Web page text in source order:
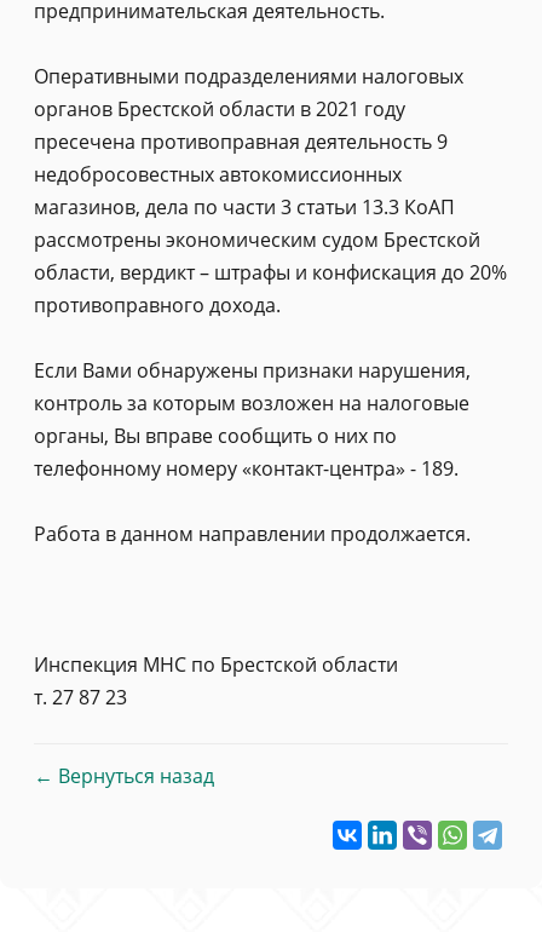
предпринимательская деятельность.
Оперативными подразделениями налоговых
органов Брестской области в 2021 году
пресечена противоправная деятельность 9
недобросовестных автокомиссионных
магазинов, дела по части 3 статьи 13.3 КоАП
рассмотрены экономическим судом Брестской
области, вердикт – штрафы и конфискация до 20%
противоправного дохода.
Если Вами обнаружены признаки нарушения,
контроль за которым возложен на налоговые
органы, Вы вправе сообщить о них по
телефонному номеру «контакт-центра» - 189.
Работа в данном направлении продолжается.
Инспекция МНС по Брестской области
т. 27 87 23
← Вернуться назад